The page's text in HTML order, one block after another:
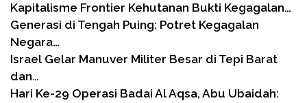
Kapitalisme Frontier Kehutanan Bukti Kegagalan…
Generasi di Tengah Puing: Potret Kegagalan
Negara…
Israel Gelar Manuver Militer Besar di Tepi Barat
dan…
Hari Ke-29 Operasi Badai Al Aqsa, Abu Ubaidah: